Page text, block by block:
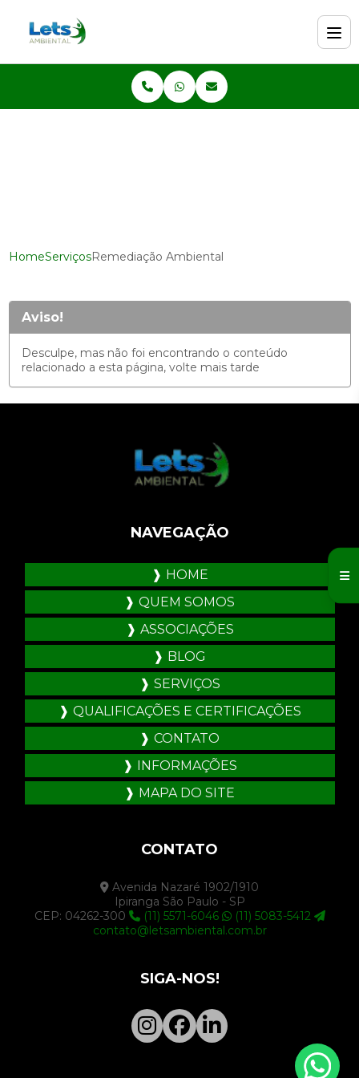
HomeServiçosRemediação Ambiental
Aviso!
Desculpe, mas não foi encontrando o conteúdo
relacionado a esta página, volte mais tarde
NAVEGAÇÃO
HOME
QUEM SOMOS
ASSOCIAÇÕES
BLOG
SERVIÇOS
QUALIFICAÇÕES E CERTIFICAÇÕES
CONTATO
INFORMAÇÕES
MAPA DO SITE
CONTATO
Avenida Nazaré 1902/1910
Ipiranga São Paulo - SP
CEP: 04262-300
(11) 5571-6046
(11) 5083-5412
contato@letsambiental.com.br
SIGA-NOS!